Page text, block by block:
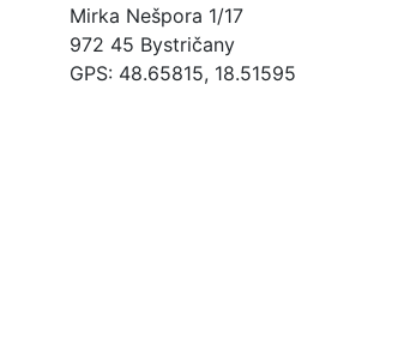
Mirka Nešpora 1/17
972 45 Bystričany
GPS: 48.65815, 18.51595